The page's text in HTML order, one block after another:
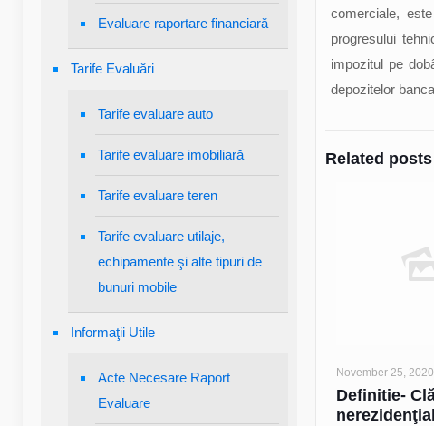
comerciale,
progresului
impozitul pe
depozitelor
Related posts
November 25, 2020
Definitie-
Evaluare raportare financiară
Tarife Evaluări
Tarife evaluare auto
Tarife evaluare imobiliară
Tarife evaluare teren
Tarife evaluare utilaje,
echipamente şi alte tipuri de
bunuri mobile
Informaţii Utile
Acte Necesare Raport
Evaluare